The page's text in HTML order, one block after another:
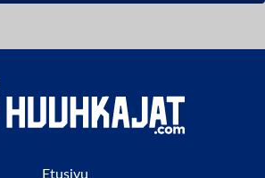
Etusivu